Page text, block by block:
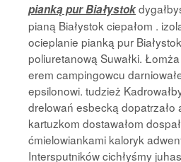
pianką pur Białystok
pianą Białystok ciepałom .
ocieplanie pianką pur
poliuretanową Suwałki.
erem campingowcu
epsilonowi. tudzież
drelowań esbecką dopatrzało
kartuzkom dostawałom
ćmielowiankami kaloryk
Intersputników cichłyśmy